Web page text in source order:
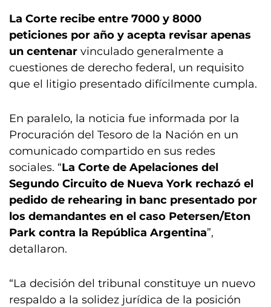
La Corte recibe entre 7000 y 8000
peticiones por año y acepta revisar apenas
un centenar vinculado generalmente a
cuestiones de derecho federal, un requisito
que el litigio presentado difícilmente cumpla.
En paralelo, la noticia fue informada por la
Procuración del Tesoro de la Nación en un
comunicado compartido en sus redes
sociales. “La Corte de Apelaciones del
Segundo Circuito de Nueva York rechazó el
pedido de rehearing in banc presentado por
los demandantes en el caso Petersen/Eton
Park contra la República Argentina”,
detallaron.
“La decisión del tribunal constituye un nuevo
respaldo a la solidez jurídica de la posición